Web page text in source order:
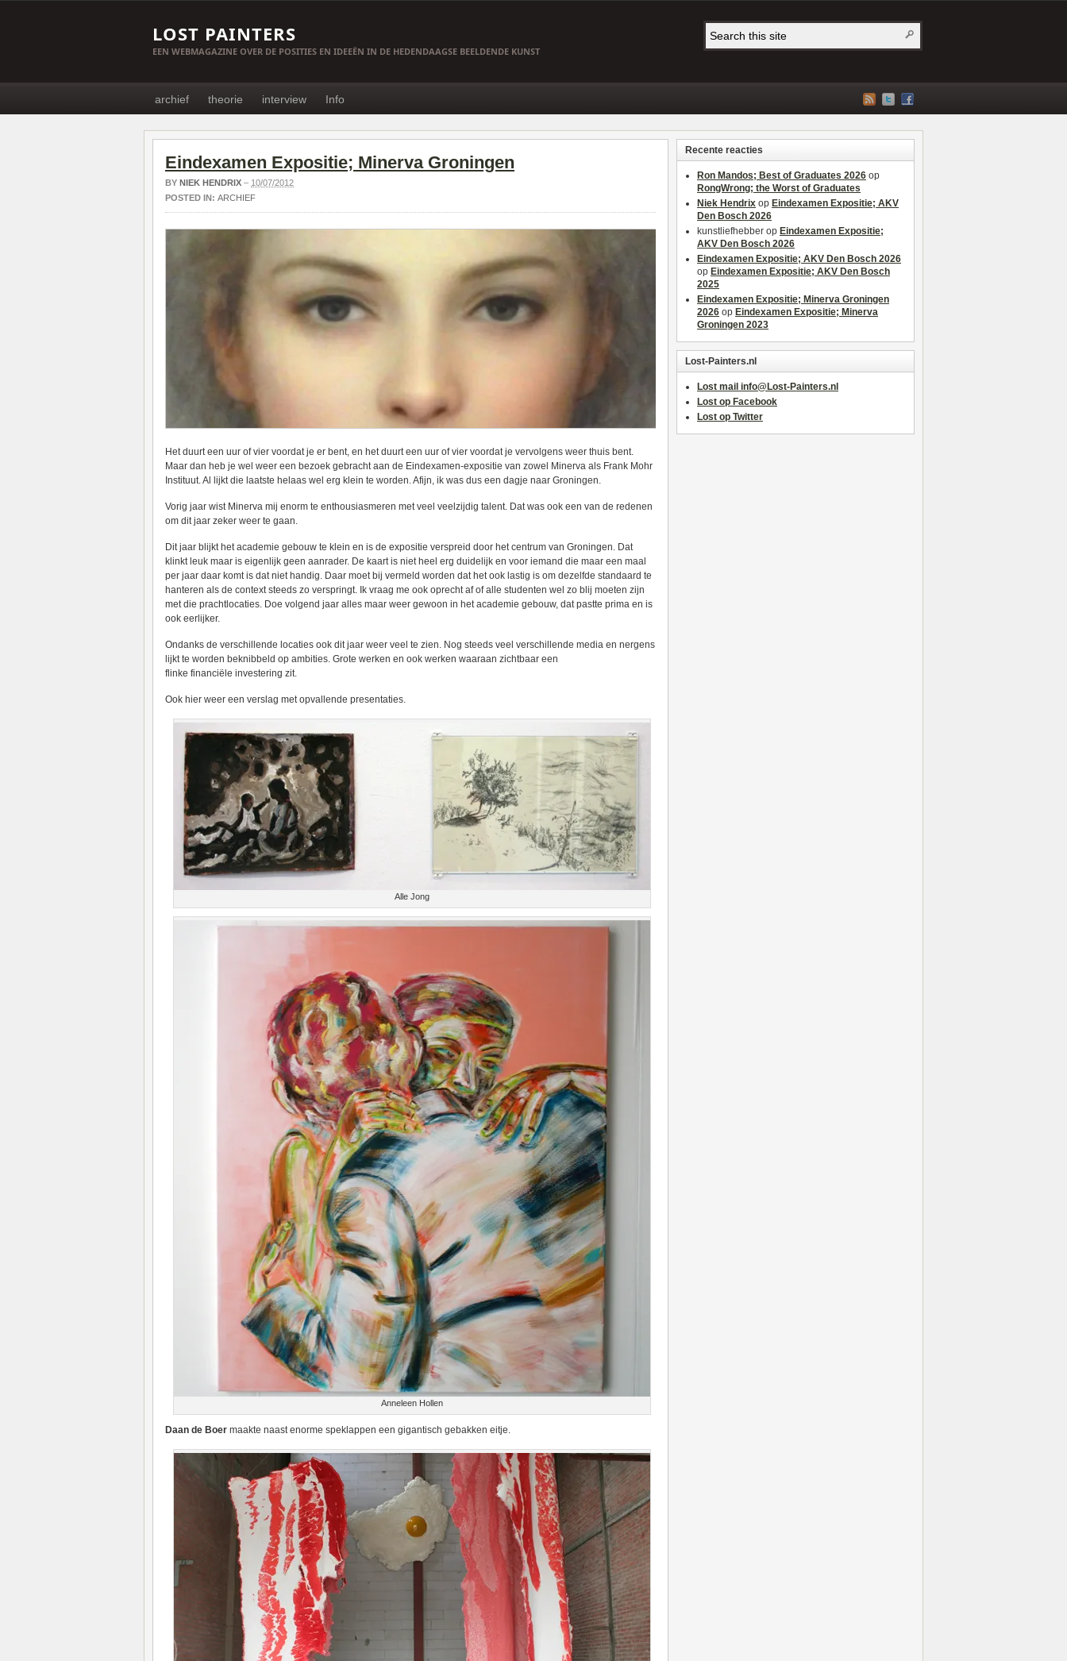
LOST PAINTERS
EEN WEBMAGAZINE OVER DE POSITIES EN IDEEËN IN DE HEDENDAAGSE BEELDENDE KUNST
archief theorie interview Info
Eindexamen Expositie; Minerva Groningen
BY NIEK HENDRIX – 10/07/2012
POSTED IN: ARCHIEF
Het duurt een uur of vier voordat je er bent, en het duurt een uur of vier voordat je vervolgens weer thuis bent.
Maar dan heb je wel weer een bezoek gebracht aan de Eindexamen-expositie van zowel Minerva als Frank Mohr
Instituut. Al lijkt die laatste helaas wel erg klein te worden. Afijn, ik was dus een dagje naar Groningen.
Vorig jaar wist Minerva mij enorm te enthousiasmeren met veel veelzijdig talent. Dat was ook een van de redenen
om dit jaar zeker weer te gaan.
Dit jaar blijkt het academie gebouw te klein en is de expositie verspreid door het centrum van Groningen. Dat
klinkt leuk maar is eigenlijk geen aanrader. De kaart is niet heel erg duidelijk en voor iemand die maar een maal
per jaar daar komt is dat niet handig. Daar moet bij vermeld worden dat het ook lastig is om dezelfde standaard te
hanteren als de context steeds zo verspringt. Ik vraag me ook oprecht af of alle studenten wel zo blij moeten zijn
met die prachtlocaties. Doe volgend jaar alles maar weer gewoon in het academie gebouw, dat pastte prima en is
ook eerlijker.
Ondanks de verschillende locaties ook dit jaar weer veel te zien. Nog steeds veel verschillende media en nergens
lijkt te worden beknibbeld op ambities. Grote werken en ook werken waaraan zichtbaar een
flinke financiële investering zit.
Ook hier weer een verslag met opvallende presentaties.
Alle Jong
Anneleen Hollen
Daan de Boer maakte naast enorme speklappen een gigantisch gebakken eitje.
Recente reacties
Ron Mandos; Best of Graduates 2026 op
RongWrong; the Worst of Graduates
Niek Hendrix op Eindexamen Expositie; AKV
Den Bosch 2026
kunstliefhebber op Eindexamen Expositie;
AKV Den Bosch 2026
Eindexamen Expositie; AKV Den Bosch 2026
op Eindexamen Expositie; AKV Den Bosch
2025
Eindexamen Expositie; Minerva Groningen
2026 op Eindexamen Expositie; Minerva
Groningen 2023
Lost-Painters.nl
Lost mail info@Lost-Painters.nl
Lost op Facebook
Lost op Twitter